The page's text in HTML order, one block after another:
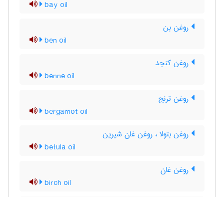
bay oil
روغن بن
ben oil
روغن کنجد
benne oil
روغن ترنج
bergamot oil
روغن بتولا ، روغن غان شیرین
betula oil
روغن غان
birch oil